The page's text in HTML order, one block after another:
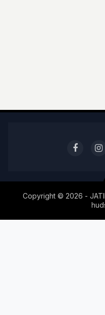
Copyright © 2026 -